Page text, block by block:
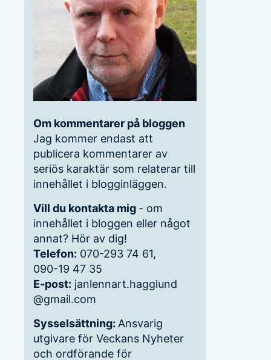
Om kommentarer på bloggen
Jag kommer endast att
publicera kommentarer av
seriös karaktär som relaterar till
innehållet i blogginläggen.
Vill du kontakta mig - om
innehållet i bloggen eller något
annat? Hör av dig!
Telefon: 070-293 74 61,
090-19 47 35
E-post: janlennart.hagglund
@gmail.com
Sysselsättning: Ansvarig
utgivare för Veckans Nyheter
och ordförande för